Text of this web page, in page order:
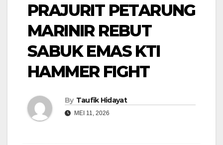
PRAJURIT PETARUNG
MARINIR REBUT
SABUK EMAS KTI
HAMMER FIGHT
By Taufik Hidayat
MEI 11, 2026